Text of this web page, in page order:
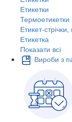
Етикетки
Термоетикетки
Етикет-стрічки,
Етикетка
Показати всі
Вироби з